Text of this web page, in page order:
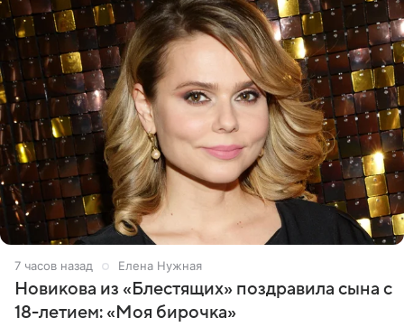
7 часов назад Елена Нужная
Новикова из «Блестящих» поздравила сына с
18-летием: «Моя бирочка»